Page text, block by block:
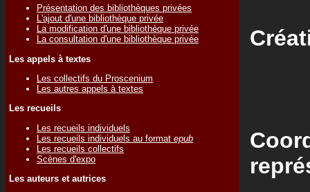
Présentation des bibliothèques privées
L'ajout d'une bibliothèque privée
La modification d'une bibliothèque privée
La consultation d'une bibliothèque privée
Les appels à textes
Les collectifs du Proscenium
Les autres appels à textes
Les recueils
Les recueils individuels
Les recueils individuels au format epub
Les recueils collectifs
Scènes d'expo
Les auteurs et autrices